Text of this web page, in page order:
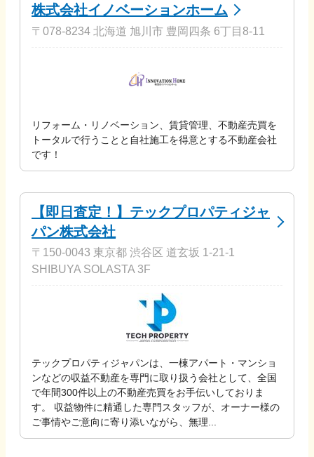
株式会社イノベーションホーム
〒078-8234 北海道 旭川市 豊岡四条 6丁目8-11
リフォーム・リノベーション、賃貸管理、不動産売買を
トータルで行うことと自社施工を得意とする不動産会社
です！
【即日査定！】テックプロパティジャ
パン株式会社
〒150-0043 東京都 渋谷区 道玄坂 1-21-1
SHIBUYA SOLASTA 3F
テックプロパティジャパンは、一棟アパート・マンショ
ンなどの収益不動産を専門に取り扱う会社として、全国
で年間300件以上の不動産売買をお手伝いしておりま
す。 収益物件に精通した専門スタッフが、オーナー様の
ご事情やご意向に寄り添いながら、無理...